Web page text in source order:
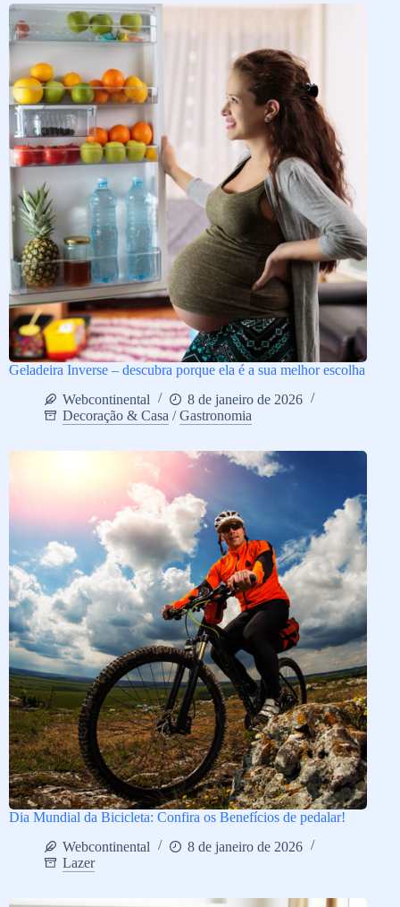
Geladeira Inverse – descubra porque ela é a sua melhor escolha
Webcontinental
8 de janeiro de 2026
Decoração & Casa /Gastronomia
Dia Mundial da Bicicleta: Confira os Benefícios de pedalar!
Webcontinental
8 de janeiro de 2026
Lazer